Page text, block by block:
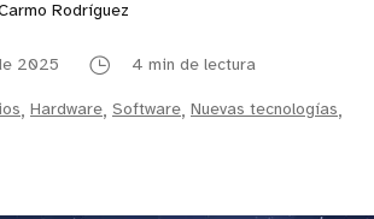
Rodríguez
2025 4 min de lectura
, Hardware, Software, Nuevas tecnologías,